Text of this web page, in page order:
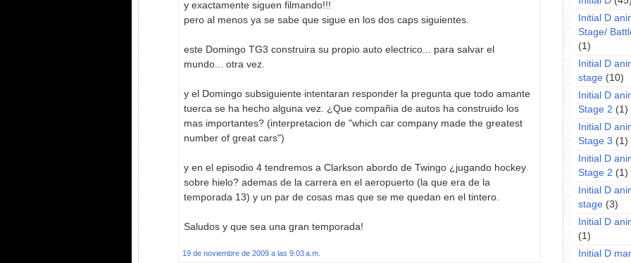
y exactamente siguen filmando!!!
pero al menos ya se sabe que sigue en los dos caps siguientes.
este Domingo TG3 construira su propio auto electrico... para salvar el
mundo... otra vez.
y el Domingo subsiguiente intentaran responder la pregunta que todo amante
tuerca se ha hecho alguna vez. ¿Que compañia de autos ha construido los
mas importantes? (interpretacion de "which car company made the greatest
number of great cars")
y en el episodio 4 tendremos a Clarkson abordo de Twingo ¿jugando hockey
sobre hielo? ademas de la carrera en el aeropuerto (la que era de la
temporada 13) y un par de cosas mas que se me quedan en el tintero.
Saludos y que sea una gran temporada!
19 de noviembre de 2009 a las 9:03 a.m.
Initial D
Stage/
(1)
Initial D
stage (10)
Initial D
Stage 2 (1)
Initial D
Stage 3 (1)
Initial D
Stage 2 (1)
Initial D
stage (3)
Initial D
(1)
Initial D